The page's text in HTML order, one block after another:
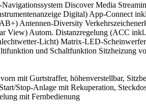
Discover Media
Digital) App-Connect
Antennen-Diversity
View) Autom. Distanzregelung (ACC
Licht) Matrix-LED-
und Schaltfunktion Sitzheizung
mit Gurtstraffer, höhenverstellbar,
Stop-Anlage mit Rekuperation,
mit Fernbedienung